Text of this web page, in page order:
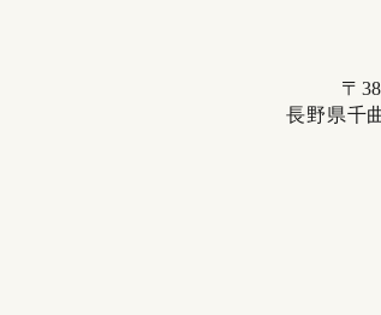
〒
長野県千